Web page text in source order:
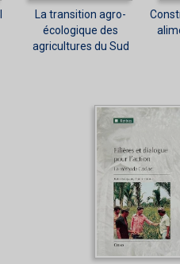
La transition agro-
écologique des
agricultures du Sud